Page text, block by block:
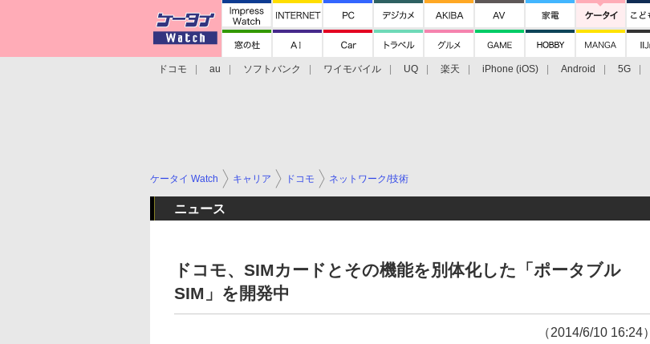
ドコモ au ソフトバンク ワイモバイル UQ 楽天 iPhone (iOS) Android 5G
ケータイ Watch キャリア ドコモ ネットワーク/技術
ニュース
ドコモ、SIMカードとその機能を別体化した「ポータブル
SIM」を開発中
（2014/6/10 16:24）